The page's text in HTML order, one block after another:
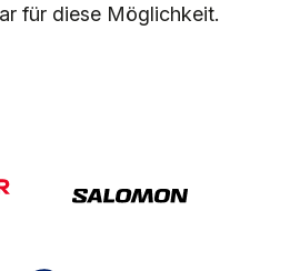
für diese Möglichkeit.